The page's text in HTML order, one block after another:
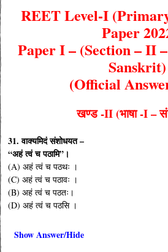
REET Level-I
Paper
Paper I – (Section – II
Sanskrit)
(Official
खण्ड -II (भाषा -I –
31. वाक्यमिदं संशोधयत –
“अहं त्वं च पठामि”।
(A) अहं त्वं च पठथः ।
(C) अहं त्वं च पठावः ।
(B) अहं त्वं च पठतः।
(D) अहं त्वं च पठसि ।
Show Answer/Hide